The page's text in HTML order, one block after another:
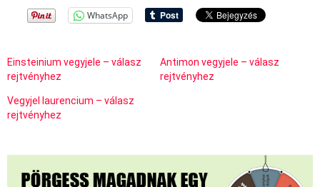
WhatsApp
Einsteinium vegyjele – válasz
rejtvényhez
Antimon vegyjele – válasz
rejtvényhez
Vegyjel laurencium – válasz
rejtvényhez